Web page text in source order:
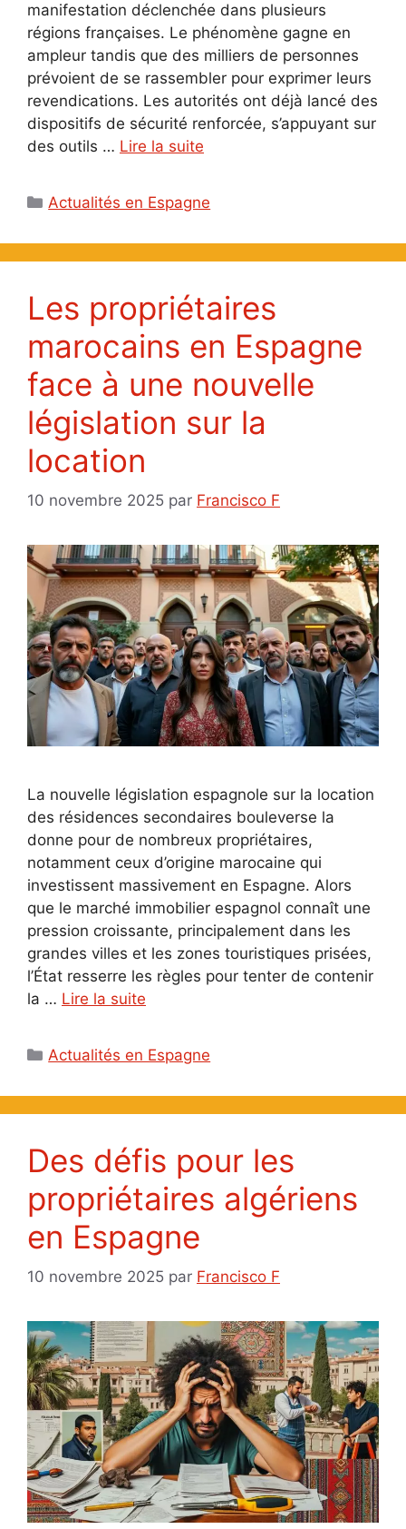
manifestation déclenchée dans plusieurs
régions françaises. Le phénomène gagne en
ampleur tandis que des milliers de personnes
prévoient de se rassembler pour exprimer leurs
revendications. Les autorités ont déjà lancé des
dispositifs de sécurité renforcée, s’appuyant sur
des outils … Lire la suite
Catégories
Actualités en Espagne
Les propriétaires
marocains en Espagne
face à une nouvelle
législation sur la
location
10 novembre 2025 par Francisco F
La nouvelle législation espagnole sur la location
des résidences secondaires bouleverse la
donne pour de nombreux propriétaires,
notamment ceux d’origine marocaine qui
investissent massivement en Espagne. Alors
que le marché immobilier espagnol connaît une
pression croissante, principalement dans les
grandes villes et les zones touristiques prisées,
l’État resserre les règles pour tenter de contenir
la … Lire la suite
Catégories
Actualités en Espagne
Des défis pour les
propriétaires algériens
en Espagne
10 novembre 2025 par Francisco F